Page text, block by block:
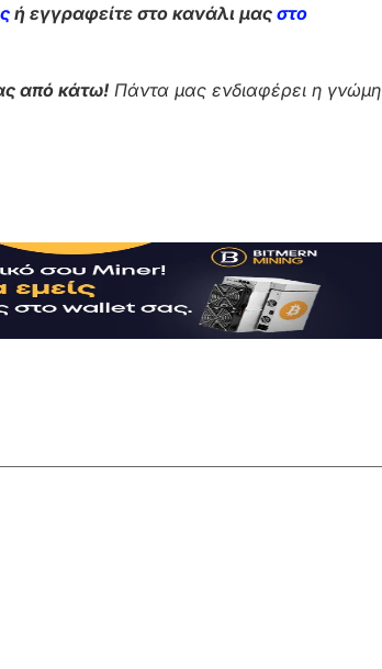
ή εγγραφείτε στο κανάλι μας στο
από κάτω! Πάντα μας ενδιαφέρει η γνώμη